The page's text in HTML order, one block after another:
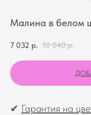
Малина в белом
7 032 р. 10 040 р.
✔ Гарантия на